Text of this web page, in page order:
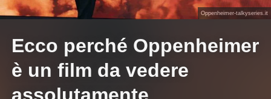
Oppenheimer-talkyseries.it
Ecco perché Oppenheimer
è un film da vedere